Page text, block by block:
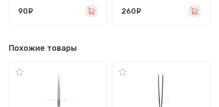
90 260
Похожие товары